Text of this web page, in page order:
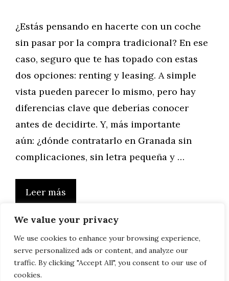
We value your privacy
We use cookies to enhance your browsing experience,
serve personalized ads or content, and analyze our
traffic. By clicking "Accept All", you consent to our use of
cookies.
¿Estás pensando en hacerte con un coche
sin pasar por la compra tradicional? En ese
caso, seguro que te has topado con estas
dos opciones: renting y leasing. A simple
vista pueden parecer lo mismo, pero hay
diferencias clave que deberías conocer
antes de decidirte. Y, más importante
aún: ¿dónde contratarlo en Granada sin
complicaciones, sin letra pequeña y …
Leer más
Página
1 Página
2 … Página
13 Siguiente→